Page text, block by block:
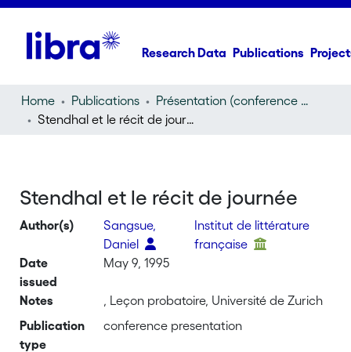
Research Data Publications
Home Publications
Présentation (conference presentation)
Stendhal et le récit de journée
Stendhal et le récit de journée
Author(s)
Sangsue,
Daniel
Institut de littérature
française
Date
issued
May 9, 1995
Notes
, Leçon probatoire, Université de Zurich
Publication
type
conference presentation